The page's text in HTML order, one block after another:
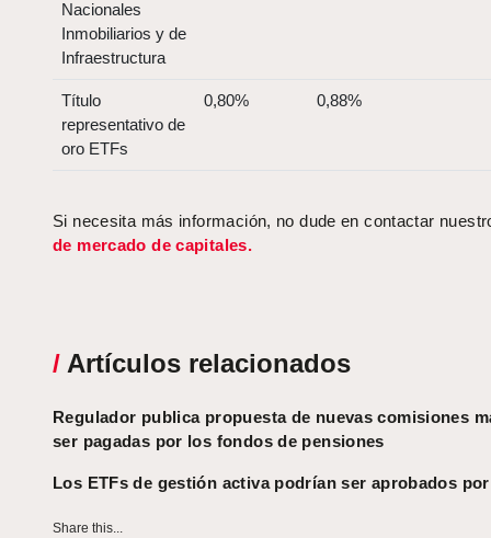
Nacionales
Inmobiliarios y de
Infraestructura
Título
representativo de
oro ETFs
0,80% 0,88%
Si necesita más información, no dude en contactar
de mercado de capitales.
/ Artículos relacionados
Regulador publica propuesta de nuevas comisiones
ser pagadas por los fondos de pensiones
Los ETFs de gestión activa podrían ser aprobados
Share this...